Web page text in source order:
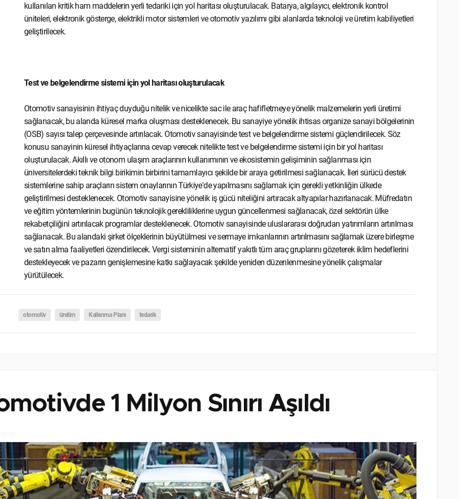
kullanılan kritik ham maddelerin yerli tedariki için yol haritası oluşturulacak. Batarya, algılayıcı, elektronik kontrol
üniteleri, elektronik gösterge, elektrikli motor sistemleri ve otomotiv yazılımı gibi alanlarda teknoloji ve üretim kabiliyetleri
geliştirilecek.
Test ve belgelendirme sistemi için yol haritası oluşturulacak
Otomotiv sanayisinin ihtiyaç duyduğu nitelik ve nicelikte sac ile araç hafifletmeye yönelik malzemelerin yerli üretimi
sağlanacak, bu alanda küresel marka oluşması desteklenecek. Bu sanayiye yönelik ihtisas organize sanayi bölgelerinin
(OSB) sayısı talep çerçevesinde artırılacak. Otomotiv sanayisinde test ve belgelendirme sistemi güçlendirilecek. Söz
konusu sanayinin küresel ihtiyaçlarına cevap verecek nitelikte test ve belgelendirme sistemi için bir yol haritası
oluşturulacak. Akıllı ve otonom ulaşım araçlarının kullanımının ve ekosistemin gelişiminin sağlanması için
üniversitelerdeki teknik bilgi birikimin birbirini tamamlayıcı şekilde bir araya getirilmesi sağlanacak. İleri sürücü destek
sistemlerine sahip araçların sistem onaylarının Türkiye'de yapılmasını sağlamak için gerekli yetkinliğin ülkede
geliştirilmesi desteklenecek. Otomotiv sanayisine yönelik iş gücü niteliğini artıracak altyapılar hazırlanacak. Müfredatın
ve eğitim yöntemlerinin bugünün teknolojik gerekliliklerine uygun güncellenmesi sağlanacak, özel sektörün ülke
rekabetçiliğini artırılacak programlar desteklenecek. Otomotiv sanayisinde uluslararası doğrudan yatırımların artırılması
sağlanacak. Bu alandaki şirket ölçeklerinin büyütülmesi ve sermaye imkanlarının artırılmasını sağlamak üzere birleşme
ve satın alma faaliyetleri özendirilecek. Vergi sisteminin alternatif yakıtlı tüm araç gruplarını gözeterek iklim hedeflerini
destekleyecek ve pazarın genişlemesine katkı sağlayacak şekilde yeniden düzenlenmesine yönelik çalışmalar
yürütülecek.
otomotiv üretim Kalkınma Planı tedarik
1 Milyon Sınırı Aşıldı